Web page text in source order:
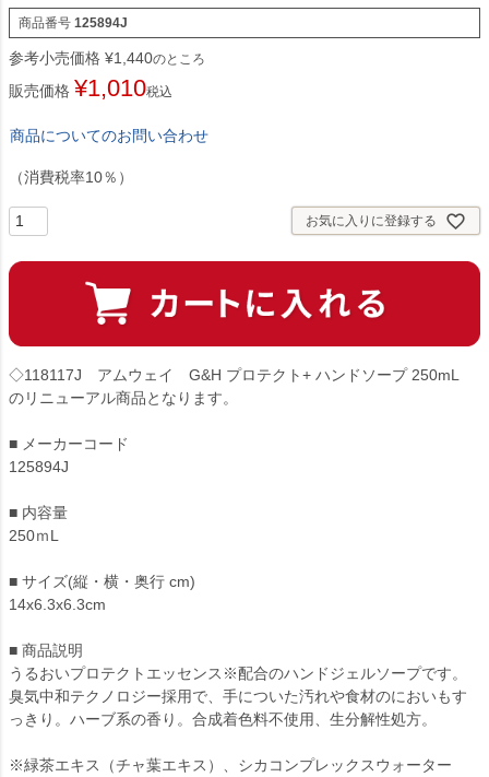
商品番号 125894J
参考小売価格 ¥1,440のところ
販売価格 ¥1,010税込
商品についてのお問い合わせ
（消費税率10％）
お気に入りに登録する
◇118117J アムウェイ G&H プロテクト+ ハンドソープ 250mL
のリニューアル商品となります。
■ メーカーコード
125894J
■ 内容量
250ｍL
■ サイズ(縦・横・奥行 cm)
14x6.3x6.3cm
■ 商品説明
うるおいプロテクトエッセンス※配合のハンドジェルソープです。
臭気中和テクノロジー採用で、手についた汚れや食材のにおいもす
っきり。ハーブ系の香り。合成着色料不使用、生分解性処方。
※緑茶エキス（チャ葉エキス）、シカコンプレックスウォーター